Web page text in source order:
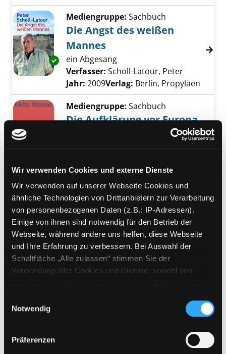
Wir verwenden Cookies und externe Dienste
Wir verwenden auf unserer Webseite Cookies und
ähnliche Technologien von Drittanbietern zur Verarbeitung
von personenbezogenen Daten (z.B.: IP-Adressen).
Einige von ihnen sind notwendig für den Betrieb der
Webseite, während andere uns helfen, diese Webseite
und Ihre Erfahrung zu verbessern. Bei Auswahl der
Schaltfläche „Alle zulassen“ stimmen Sie der
Verwendung aller Cookies und Dienste, sowohl von
Cookies von Drittanbietern, eine Verarbeitung in
unsicheren Drittländern (Länder außerhalb des EWR
ohne adäquates Datenschutzniveau) stattfinden kann. In
diesem Zusammenhang können aktuell Risiken für
Notwendig
Präferenzen
Exemplar-Details von Die Angst des weißen
Mediengruppe: Sachbuch
Die Angst des weißen
Mannes
ein Abgesang
Verfasser: Scholl-Latour, Peter
Jahr: 2009Verlag: Berlin, Propyläen
Mediengruppe: Sachbuch
Die Aufklärung vor Europa
Verfasser:Dhawan, NikitaSuche nach
Jahr:2024
Verlag:Frankfurt, Campus Verlag
Exemplar-Details von Paradise one anzeigen
Mediengruppe:Belletristik
Paradise one
Roman ; unendliche Weiten,
grenzenlose Furcht
Verfasser:Wellington, DavidSuche nach
Suche nach